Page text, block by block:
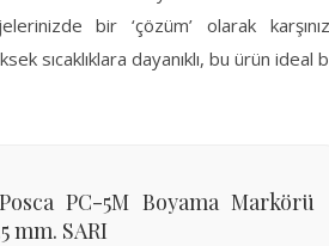
bir ‘çözüm’ olarak
sıcaklıklara dayanıklı, bu ürün ideal
PC-5M Boyama Markörü
mm. SARI